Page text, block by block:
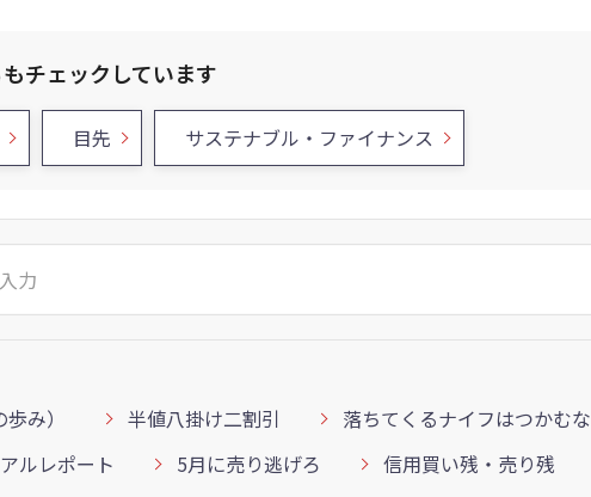
チェックしています
目先 サステナブル・ファイナンス
み）
半値八掛け二割引
落ちてくるナイフはつかむな
ルレポート 5月に売り逃げろ 信用買い残・売り残